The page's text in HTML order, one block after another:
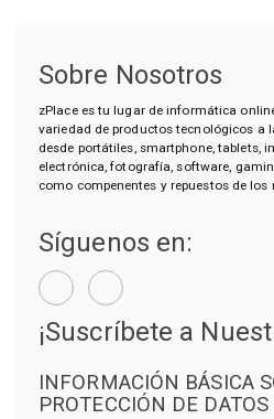
Sobre Nosotros
zPlace es tu lugar de informática
variedad de productos tecnológicos a
desde portátiles, smartphone, tablets,
electrónica, fotografía, software,
como compenentes y repuestos de los
Síguenos en:
¡Suscríbete a
INFORMACIÓN BÁSICA
PROTECCIÓN DE DATOS